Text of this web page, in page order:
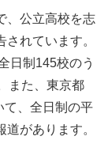
、公立高校を志
れています。
日制145校のう
また、東京都
て、全日制の平
があります。